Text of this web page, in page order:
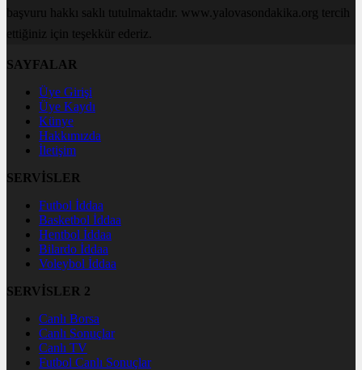
başvuru hakkı saklı tutulmaktadır. www.yalovasondakika.org tercih
ettiğiniz için teşekkür ederiz.
SAYFALAR
Üye Girişi
Üye Kaydı
Künye
Hakkımızda
İletişim
SERVİSLER
Futbol İddaa
Basketbol İddaa
Hentbol İddaa
Bilardo İddaa
Voleybol İddaa
SERVİSLER 2
Canlı Borsa
Canlı Sonuçlar
Canlı TV
Futbol Canlı Sonuçlar